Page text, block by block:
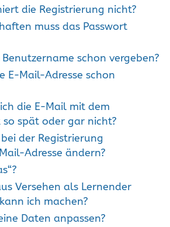
die Registrierung nicht?
muss das Passwort
schon vergeben?
E-Mail-Adresse schon
die E-Mail mit dem
spät oder gar nicht?
der Registrierung
Adresse ändern?
Versehen als Lernender
ich machen?
Daten anpassen?